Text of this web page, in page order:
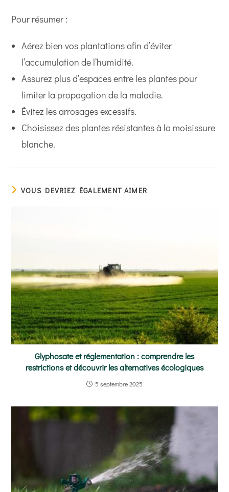
Pour résumer :
Aérez bien vos plantations afin d’éviter
l’accumulation de l’humidité.
Assurez plus d’espaces entre les plantes pour
limiter la propagation de la maladie.
Évitez les arrosages excessifs.
Choisissez des plantes résistantes à la moisissure
blanche.
VOUS DEVRIEZ ÉGALEMENT AIMER
Glyphosate et réglementation : comprendre les
restrictions et découvrir les alternatives écologiques
5 septembre 2025